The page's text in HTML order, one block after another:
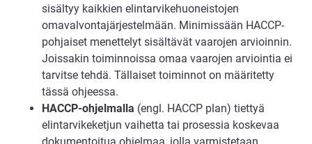
sisältyy kaikkien elintarvikehuoneistojen
omavalvontajärjestelmään. Minimissään HACCP-
pohjaiset menettelyt sisältävät vaarojen arvioinnin.
Joissakin toiminnoissa omaa vaarojen arviointia ei
tarvitse tehdä. Tällaiset toiminnot on määritetty
tässä ohjeessa.
HACCP-ohjelmalla (engl. HACCP plan) tiettyä
elintarvikeketjun vaihetta tai prosessia koskevaa